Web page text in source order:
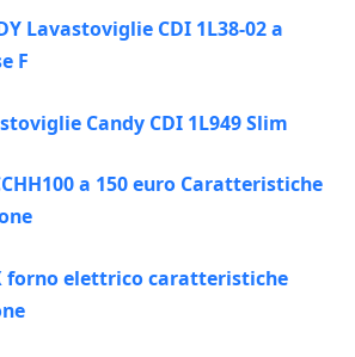
Lavastoviglie CDI 1L38-02 a
F
Candy CDI 1L949 Slim
a 150 euro Caratteristiche
forno elettrico caratteristiche